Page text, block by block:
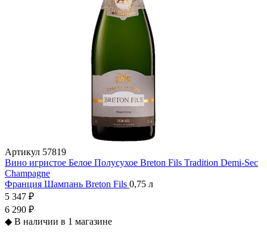
Артикул 57819
Вино игристое Белое Полусухое Breton Fils Tradition Demi-Sec
Champagne
Франция Шампань Breton Fils 0,75 л
5 347 ₽
6 290 ₽
◆ В наличии в 1 магазине